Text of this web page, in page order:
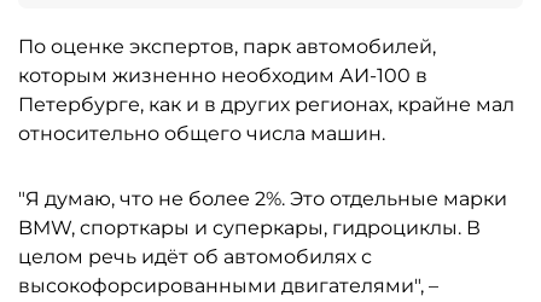
По оценке экспертов, парк автомобилей,
которым жизненно необходим АИ-100 в
Петербурге, как и в других регионах, крайне мал
относительно общего числа машин.
"Я думаю, что не более 2%. Это отдельные марки
BMW, спорткары и суперкары, гидроциклы. В
целом речь идёт об автомобилях с
высокофорсированными двигателями", –